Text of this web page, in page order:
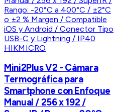
HIKMICRO
Mini2Plus V2 - Cámara
Termográfica para
Smartphone con Enfoque
Manual / 256 x 192 /